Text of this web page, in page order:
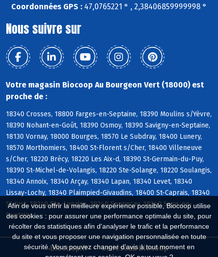
Afin de vous offrir la meilleure expérience possible, Biocoop utilise
des cookies : pour assurer une performance optimale du site, pour
récolter des statistiques afin d'analyser le trafic et la performance
du site et vous proposer une navigation personnalisée en toute
sécurité. Vous pouvez changer d'avis à tout moment en
Coordonnées GPS : 47,0765221 ° , 2,38406859999998 °
Nous suivre sur
Votre magasin Biocoop Au Bourgeon Vert (18000) est
proche de :
18340 Crosses, 18800 Farges-en-Septaine, 18390 Moulins s/Yèvre,
18390 Nohant-en-Goût, 18390 Osmoy, 18390 Savigny-en-Septaine,
18130 Vornay, 18000 Bourges, 18570 Le Subdray, 18400 Lunery,
18570 Morthomiers, 18400 St-Florent s/Cher, 18400 Villeneuve
s/Cher, 18220 Brécy, 18220 Les Aix-d, 18390 St-Germain-du-Puy,
18390 St-Michel-de-Volangis, 18220 Ste-Solange, 18220 Soulangis,
18340 Annoix, 18340 Arçay, 18340 Lapan, 18340 Levet, 18340
Lissay-Lochy, 18340 Plaimpied-Givaudins, 18400 St-Caprais, 18340
St-Just, 18340 Ste-Lunaise, 18340 Senneçay, 18340 Soye-en-
Septaine
Biocoop.fr Le réseau Biocoop